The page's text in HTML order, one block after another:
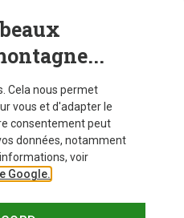
Cela nous permet
vous et d'adapter le
consentement peut
données, notamment
voir
Google.